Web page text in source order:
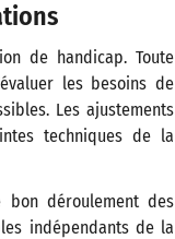
de handicap. Toute
les besoins de
Les ajustements
techniques de la
bon déroulement des
indépendants de la